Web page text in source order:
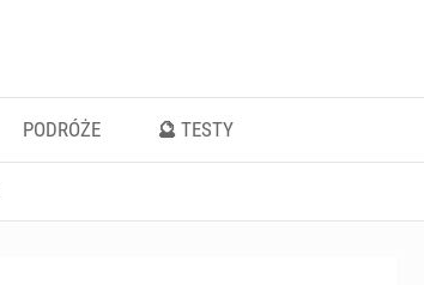
PODRÓŻE 🔮 TESTY